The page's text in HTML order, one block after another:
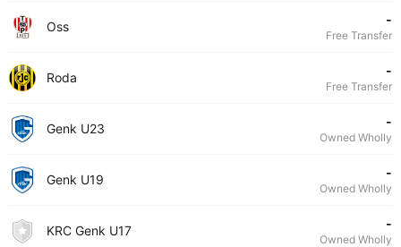
Oss -
Free Transfer
Roda -
Free Transfer
Genk U23 -
Owned Wholly
Genk U19 -
Owned Wholly
KRC Genk U17 -
Owned Wholly